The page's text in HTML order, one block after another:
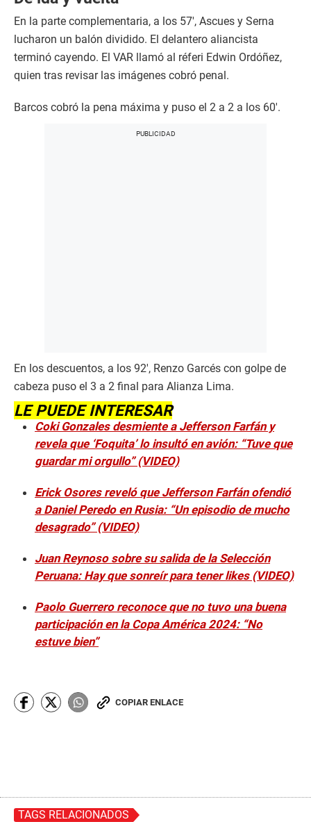
En la parte complementaria, a los 57′, Ascues y Serna
lucharon un balón dividido. El delantero aliancista
terminó cayendo. El VAR llamó al réferi Edwin Ordóñez,
quien tras revisar las imágenes cobró penal.
Barcos cobró la pena máxima y puso el 2 a 2 a los 60′.
En los descuentos, a los 92′, Renzo Garcés con golpe de
cabeza puso el 3 a 2 final para Alianza Lima.
LE PUEDE INTERESAR
Coki Gonzales desmiente a Jefferson Farfán y
revela que ‘Foquita’ lo insultó en avión: “Tuve que
guardar mi orgullo” (VIDEO)
Erick Osores reveló que Jefferson Farfán ofendió
a Daniel Peredo en Rusia: “Un episodio de mucho
desagrado” (VIDEO)
Juan Reynoso sobre su salida de la Selección
Peruana: Hay que sonreír para tener likes (VIDEO)
Paolo Guerrero reconoce que no tuvo una buena
participación en la Copa América 2024: “No
estuve bien”
COPIAR ENLACE
TAGS RELACIONADOS